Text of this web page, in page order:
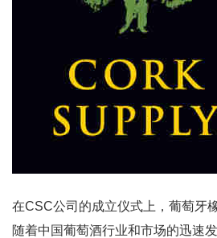
在CSC公司的成立仪式上，葡萄牙
随着中国葡萄酒行业和市场的迅速